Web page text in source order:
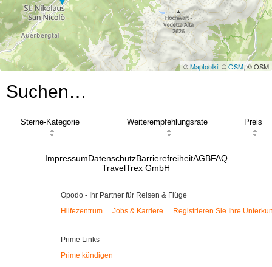
©Maptoolkit©OSM, © OSM
Suchen…
Sterne-Kategorie Weiterempfehlungsrate Preis
ImpressumDatenschutzBarrierefreiheitAGBFAQ
TravelTrex GmbH